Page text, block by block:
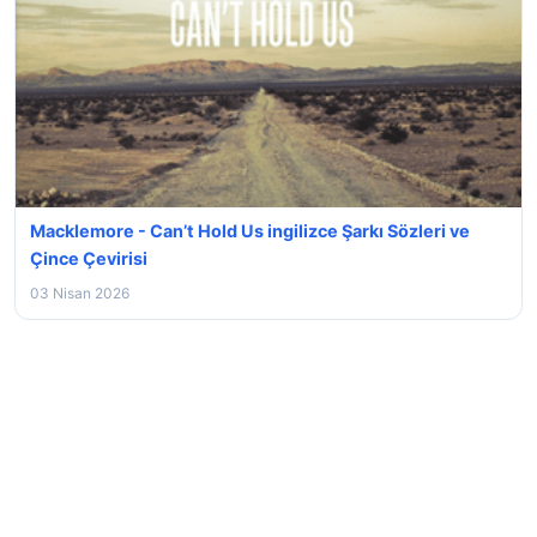
Macklemore - Can’t Hold Us ingilizce Şarkı Sözleri ve
Çince Çevirisi
03 Nisan 2026